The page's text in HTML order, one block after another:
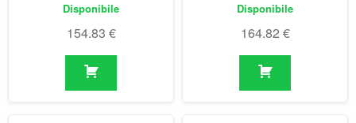
Disponibile
154.83 €
Disponibile
164.82 €